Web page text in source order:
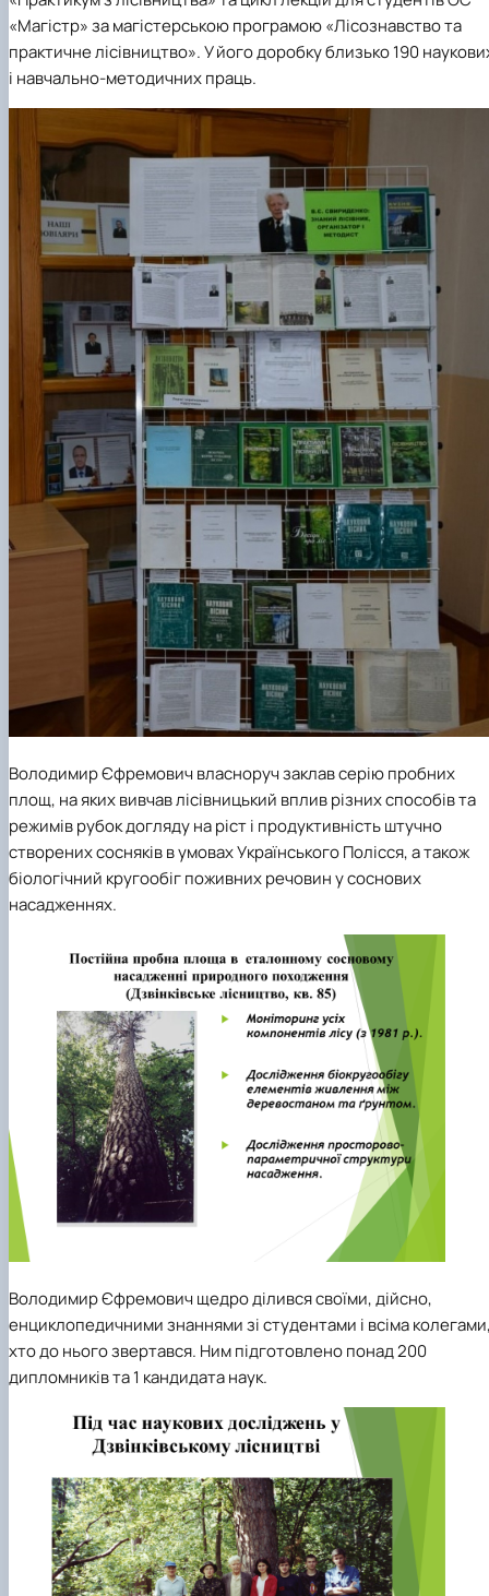
«Магістр» за магістерською програмою «Лісознавство та
практичне лісівництво». У його доробку близько 190
і навчально-методичних праць.
Володимир Єфремович власноруч заклав серію пробних
площ, на яких вивчав лісівницький вплив різних способів та
режимів рубок догляду на ріст і продуктивність штучно
створених сосняків в умовах Українського Полісся, а також
біологічний кругообіг поживних речовин у соснових
насадженнях.
Володимир Єфремович щедро ділився своїми, дійсно,
енциклопедичними знаннями зі студентами і всіма
хто до нього звертався. Ним підготовлено понад 200
дипломників та 1 кандидата наук.